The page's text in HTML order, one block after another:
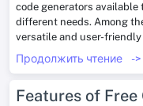
code generators
different needs. Among
versatile and user-friendly
Продолжить чтение ->
Features of Free